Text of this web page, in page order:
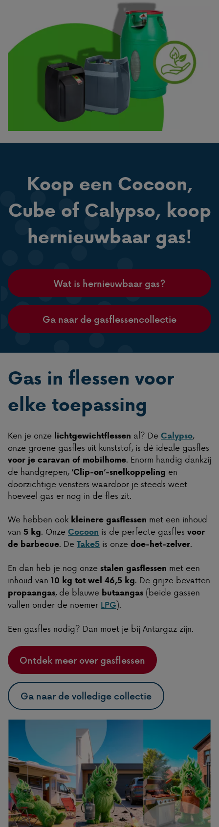
Koop een Cocoon,
Cube of Calypso, koop
hernieuwbaar gas!
Wat is hernieuwbaar gas?
Ga naar de gasflessencollectie
Gas in flessen voor
elke toepassing
Ken je onze lichtgewichtflessen al? De Calypso,
onze groene gasfles uit kunststof, is dé ideale gasfles
voor je caravan of mobilhome. Enorm handig dankzij
de handgrepen,‘Clip-on’-snelkoppeling en
doorzichtige vensters waardoor je steeds weet
hoeveel gas er nog in de fles zit.
We hebben ook kleinere gasflessen met een inhoud
van 5 kg. Onze Cocoon is de perfecte gasfles voor
de barbecue. De Take5 is onze doe-het-zelver.
En dan heb je nog onze stalen gasflessen met een
inhoud van 10 kg tot wel 46,5 kg. De grijze bevatten
propaangas, de blauwe butaangas (beide gassen
vallen onder de noemer LPG).
Een gasfles nodig? Dan moet je bij Antargaz zijn.
Ontdek meer over gasflessen
Ga naar de volledige collectie